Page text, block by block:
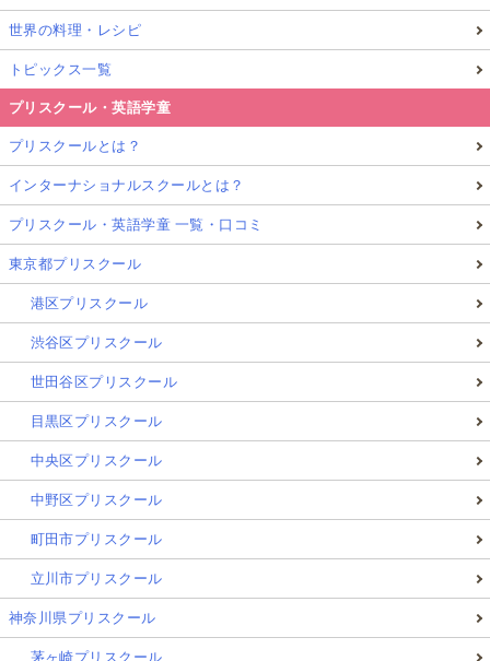
世界の料理・レシピ
トピックス一覧
プリスクール・英語学童
プリスクールとは？
インターナショナルスクールとは？
プリスクール・英語学童 一覧・口コミ
東京都プリスクール
港区プリスクール
渋谷区プリスクール
世田谷区プリスクール
目黒区プリスクール
中央区プリスクール
中野区プリスクール
町田市プリスクール
立川市プリスクール
神奈川県プリスクール
茅ヶ崎プリスクール